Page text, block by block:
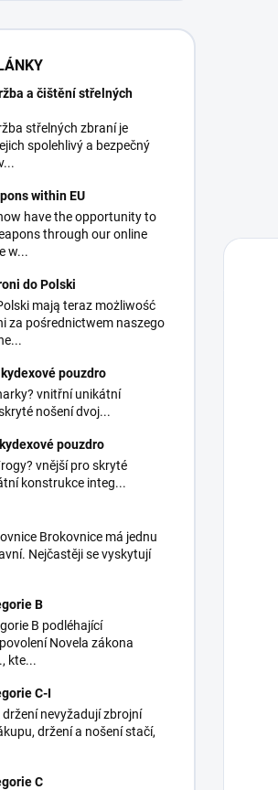
a čištění střelných
střelných zbraní je
spolehlivý a bezpečný
within EU
have the opportunity to
through our online
w...
do Polski
mają teraz możliwość
za pośrednictwem naszego
pouzdro
vnitřní unikátní
nošení dvoj...
pouzdro
vnější pro skryté
konstrukce integ...
Brokovnice má jednu
Nejčastěji se vyskytují
B
B podléhající
Novela zákona
kte...
C-I
držení nevyžadují zbrojní
držení a nošení stačí,
C